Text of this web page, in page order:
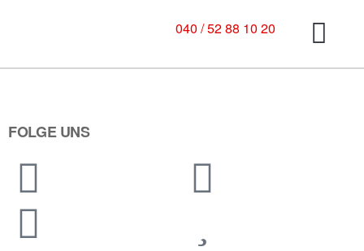
040 / 52 88 10 20
FOLGE UNS